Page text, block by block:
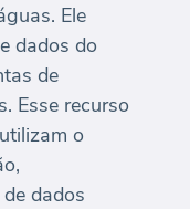
Ele
dados do
de
Esse recurso
o
dados